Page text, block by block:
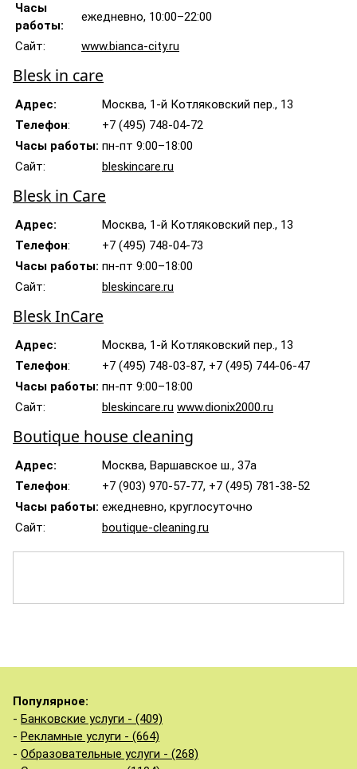
Часы
работы:
ежедневно, 10:00–22:00
Сайт: www.bianca-city.ru
Blesk in care
Адрес:
Москва, 1-й Котляковский пер., 13
Телефон:
+7 (495) 748-04-72
Часы работы: пн-пт 9:00–18:00
Сайт:
bleskincare.ru
Blesk in Care
Адрес:
Москва, 1-й Котляковский пер., 13
Телефон:
+7 (495) 748-04-73
Часы работы: пн-пт 9:00–18:00
Сайт:
bleskincare.ru
Blesk InCare
Адрес:
Москва, 1-й Котляковский пер., 13
Телефон:
+7 (495) 748-03-87, +7 (495) 744-06-47
Часы работы: пн-пт 9:00–18:00
Сайт:
bleskincare.ru www.dionix2000.ru
Boutique house cleaning
Адрес:
Москва, Варшавское ш., 37а
Телефон:
+7 (903) 970-57-77, +7 (495) 781-38-52
Часы работы: ежедневно, круглосуточно
Сайт:
boutique-cleaning.ru
Популярное:
- Банковские услуги - (409)
- Рекламные услуги - (664)
- Образовательные услуги - (268)